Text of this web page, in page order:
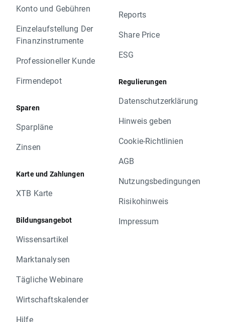
Konto und Gebühren
Einzelaufstellung Der
Finanzinstrumente
Professioneller Kunde
Firmendepot
Sparen
Sparpläne
Zinsen
Karte und Zahlungen
XTB Karte
Bildungsangebot
Wissensartikel
Marktanalysen
Tägliche Webinare
Wirtschaftskalender
Hilfe
Reports
Share Price
ESG
Regulierungen
Datenschutzerklärung
Hinweis geben
Cookie-Richtlinien
AGB
Nutzungsbedingungen
Risikohinweis
Impressum